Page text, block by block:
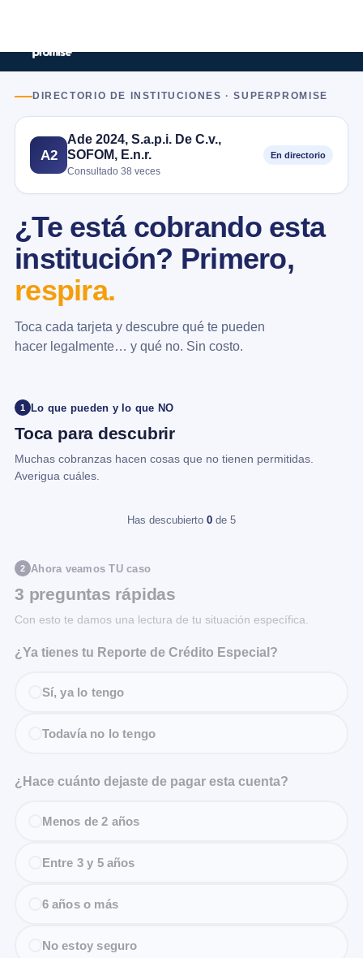
DIRECTORIO DE INSTITUCIONES · SUPERPROMISE
A2
Ade 2024, S.a.p.i. De C.v.,
SOFOM, E.n.r.
Consultado 38 veces
En directorio
¿Te está cobrando esta
institución? Primero,
respira.
Toca cada tarjeta y descubre qué te pueden
hacer legalmente… y qué no. Sin costo.
1 Lo que pueden y lo que NO
Toca para descubrir
Muchas cobranzas hacen cosas que no tienen permitidas.
Averigua cuáles.
Has descubierto 0 de 5
2 Ahora veamos TU caso
3 preguntas rápidas
Con esto te damos una lectura de tu situación específica.
¿Ya tienes tu Reporte de Crédito Especial?
Sí, ya lo tengo
Todavía no lo tengo
¿Hace cuánto dejaste de pagar esta cuenta?
Menos de 2 años
Entre 3 y 5 años
6 años o más
No estoy seguro